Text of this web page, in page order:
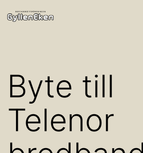
Hoppa
tillBostadsrättsföreningen
Byte till
Telenor